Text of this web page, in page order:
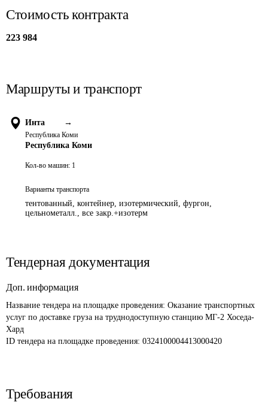
Стоимость контракта
223 984
Маршруты и транспорт
Инта →
Республика Коми
Республика Коми
Кол-во машин: 1
Варианты транспорта
тентованный, контейнер, изотермический, фургон,
цельнометалл., все закр.+изотерм
Тендерная документация
Доп. информация
Название тендера на площадке проведения: Оказание транспортных
услуг по доставке груза на труднодоступную станцию МГ-2 Хоседа-
Хард
ID тендера на площадке проведения: 0324100004413000420
Требования